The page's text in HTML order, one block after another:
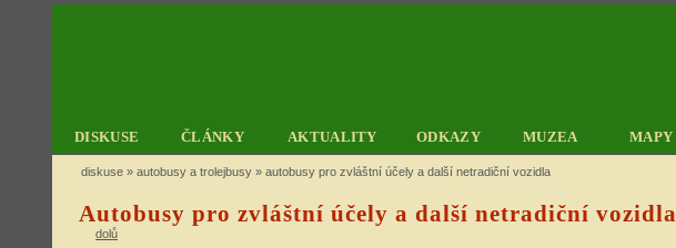
DISKUSE ČLÁNKY AKTUALITY ODKAZY MUZEA MAPY
diskuse » autobusy a trolejbusy » autobusy pro zvláštní účely a další netradiční vozidla
Autobusy pro zvláštní účely a další netradiční vozidla
dolů